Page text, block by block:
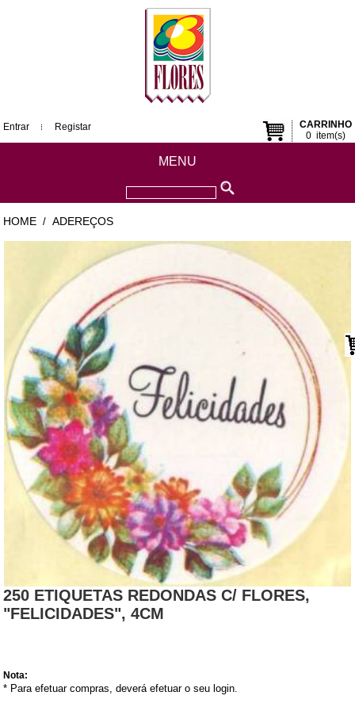
CARRINHO
0item(s)
Entrar Registar
MENU
HOME / ADEREÇOS
250 ETIQUETAS REDONDAS C/ FLORES,
"FELICIDADES", 4CM
Nota:
* Para efetuar compras, deverá efetuar o seu login.